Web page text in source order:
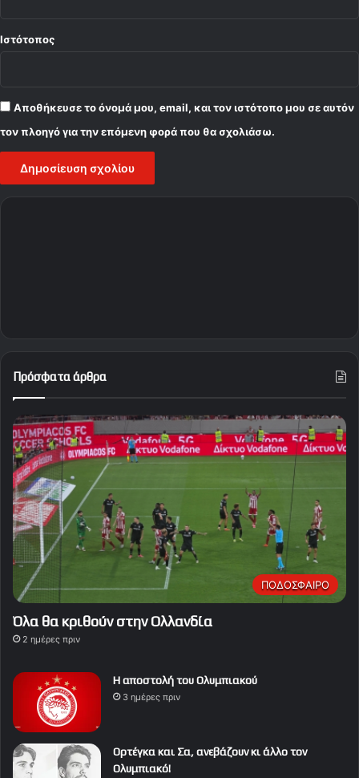
Ιστότοπος
Αποθήκευσε το όνομά μου, email, και τον ιστότοπο μου σε αυτόν
τον πλοηγό για την επόμενη φορά που θα σχολιάσω.
Πρόσφατα άρθρα
ΠΟΔΟΣΦΑΙΡΟ
Όλα θα κριθούν στην Ολλανδία
2 ημέρες πριν
Η αποστολή του Ολυμπιακού
3 ημέρες πριν
Ορτέγκα και Σα, ανεβάζουν κι άλλο τον
Ολυμπιακό!